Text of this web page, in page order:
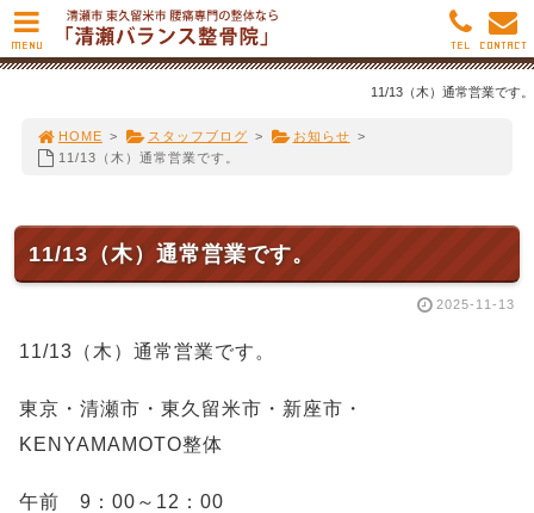
11/13（木）通常営業です。
HOME > スタッフブログ > お知らせ >
11/13（木）通常営業です。
11/13（木）通常営業です。
2025-11-13
11/13（木）通常営業です。
東京・清瀬市・東久留米市・新座市・
KENYAMAMOTO整体
午前 9：00～12：00
MENU CONTACT
TEL